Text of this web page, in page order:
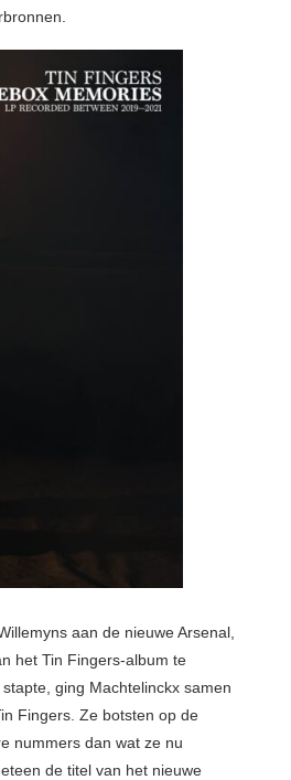
aan de nieuwe Arsenal,
het Tin Fingers-album te
ging Machtelinckx samen
Fingers. Ze botsten op de
nummers dan wat ze nu
de titel van het nieuwe